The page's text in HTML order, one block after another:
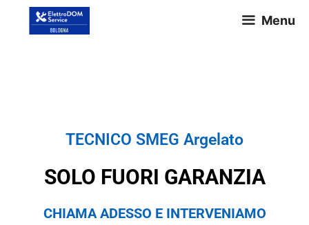
Menu
TECNICO SMEG Argelato
SOLO FUORI GARANZIA
CHIAMA ADESSO E INTERVENIAMO